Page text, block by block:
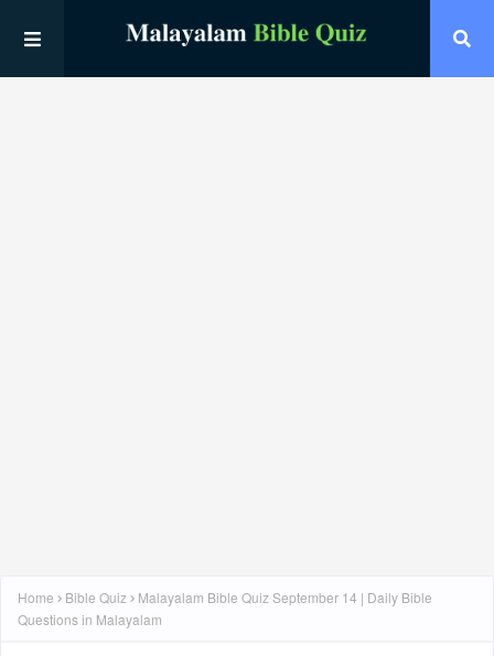
Home Bible Quiz
Malayalam Bible Quiz September 14 | Daily Bible
Questions in Malayalam